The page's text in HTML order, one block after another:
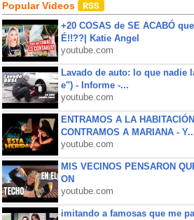
Popular Videos
+20 COSAS de SE ACABÓ
É!!??| Katie Angel
youtube.com
Lavado de auto: lo que nadie
e") - Informe -...
youtube.com
ENTRAMOS A LA
CONTRAMOS A MARIANA -
youtube.com
MIS VECINOS PENSARON
ON
youtube.com
imitando a famosas que me